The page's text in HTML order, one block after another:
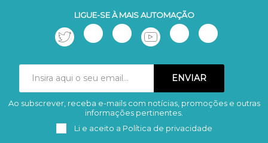
LIGUE-SE À MAIS AUTOMAÇÃO
Subscrever Remover
Ao subscrever, receba e-mails com notícias, promoções e outras
informações pertinentes.
Li e aceito a Política de privacidade